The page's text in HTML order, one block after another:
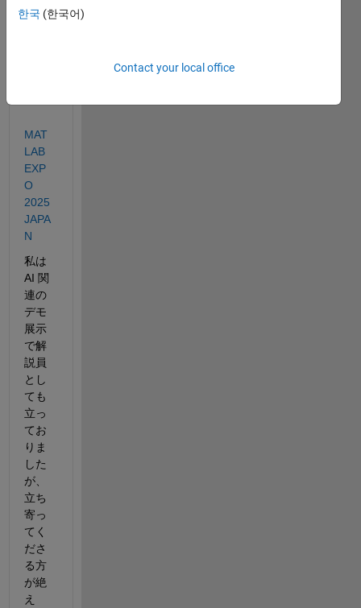
あり
がと
MAT
LAB
EXP
O
2025
JAPA
N
私は
AI 関
連の
デモ
展示
で解
説員
とし
ても
立っ
てお
りま
した
が、
立ち
寄っ
てく
ださ
る方
が絶
え
한국 (한국어)
Contact your local office